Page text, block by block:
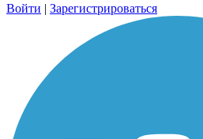
Войти | Зарегистрироваться